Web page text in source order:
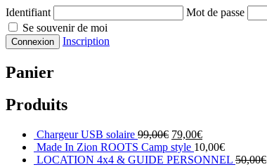
Identifiant
Mot de passe
Se souvenir de moi
Inscription
Panier
Produits
Chargeur USB solaire 99,00€ 79,00€
Made In Zion ROOTS Camp style 10,00€
LOCATION 4x4 & GUIDE PERSONNEL 50,00€